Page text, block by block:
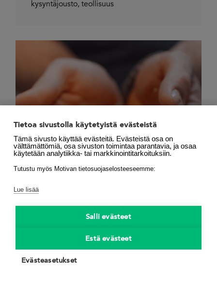
kysyntäjousto, teollisuus
kuivatuslämpö hyödyksi
elinkeinoelämä
Tietoa sivustolla käytetyistä evästeistä
Tämä sivusto käyttää evästeitä. Evästeistä osa on
välttämättömiä, osa sivuston toimintaa parantavia, ja osaa
käytetään analytiikka- tai markkinointitarkoituksiin.
Tutustu myös Motivan tietosuojaselosteeseemme:
Lue lisää
Salli evästeet
Estä evästeet
Evästeasetukset